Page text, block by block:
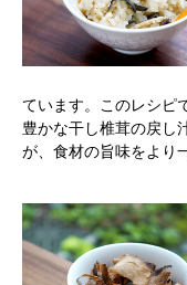
ています。このレシピ
豊かな干し椎茸の戻し
が、食材の旨味をより